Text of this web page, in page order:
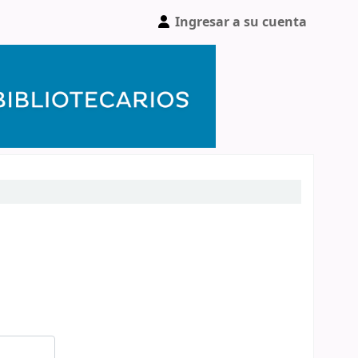
Ingresar a su cuenta